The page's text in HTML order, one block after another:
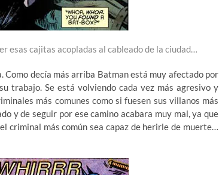
esas cajitas acopladas al cableado de la ciudad…
Como decía más arriba Batman está muy afectado por
trabajo. Se está volviendo cada vez más agresivo y
más comunes como si fuesen sus villanos más
y de seguir por ese camino acabara muy mal, ya que
criminal más común sea capaz de herirle de muerte…